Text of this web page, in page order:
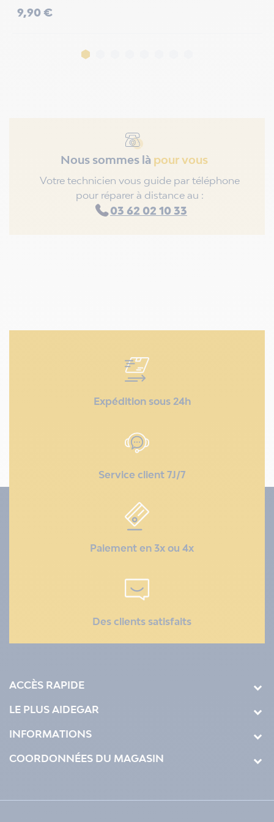
Prix
9,90 €
Nous sommes là pour vous
Votre technicien vous guide par téléphone
pour réparer à distance au :
03 62 02 10 33
Expédition sous 24h
Service client 7J/7
Paiement en 3x ou 4x
Des clients satisfaits
ACCÈS RAPIDE
LE PLUS AIDEGAR
INFORMATIONS
COORDONNÉES DU MAGASIN